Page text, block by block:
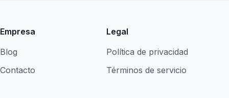
Empresa
Blog
Contacto
Legal
Política de privacidad
Términos de servicio